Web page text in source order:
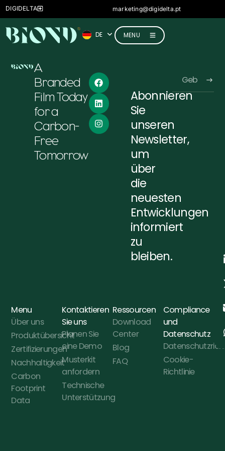
marketing@digidelta.pt
DIGIDELTA
DE
FR
IT
MENU
A
Branded
Film Today
for a
Carbon-
Free
Tomorrow
Abonnieren
Sie
unseren
Newsletter,
um
über
die
neuesten
Entwicklungen
informiert
zu
bleiben.
Alternative:
Menu
Über uns
Produktübersicht
Zertifizierungen
Nachhaltigkeit
Carbon
Footprint
Data
Kontaktieren
Sie uns
Planen Sie
eine Demo
Musterkit
anfordern
Technische
Unterstützung
Ressourcen
Download
Center
Blog
FAQ
Compliance
und
Datenschutz
Cookie-
Richtlinie